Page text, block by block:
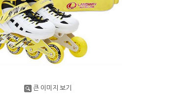
큰 이미지 보기